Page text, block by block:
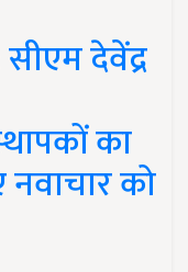
देवेंद्र
का
को